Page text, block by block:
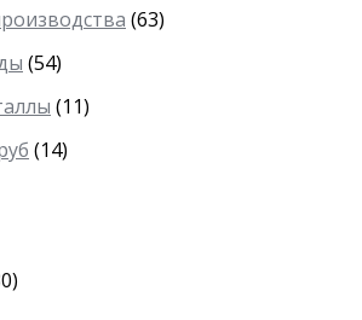
(63)
(54)
(11)
(14)